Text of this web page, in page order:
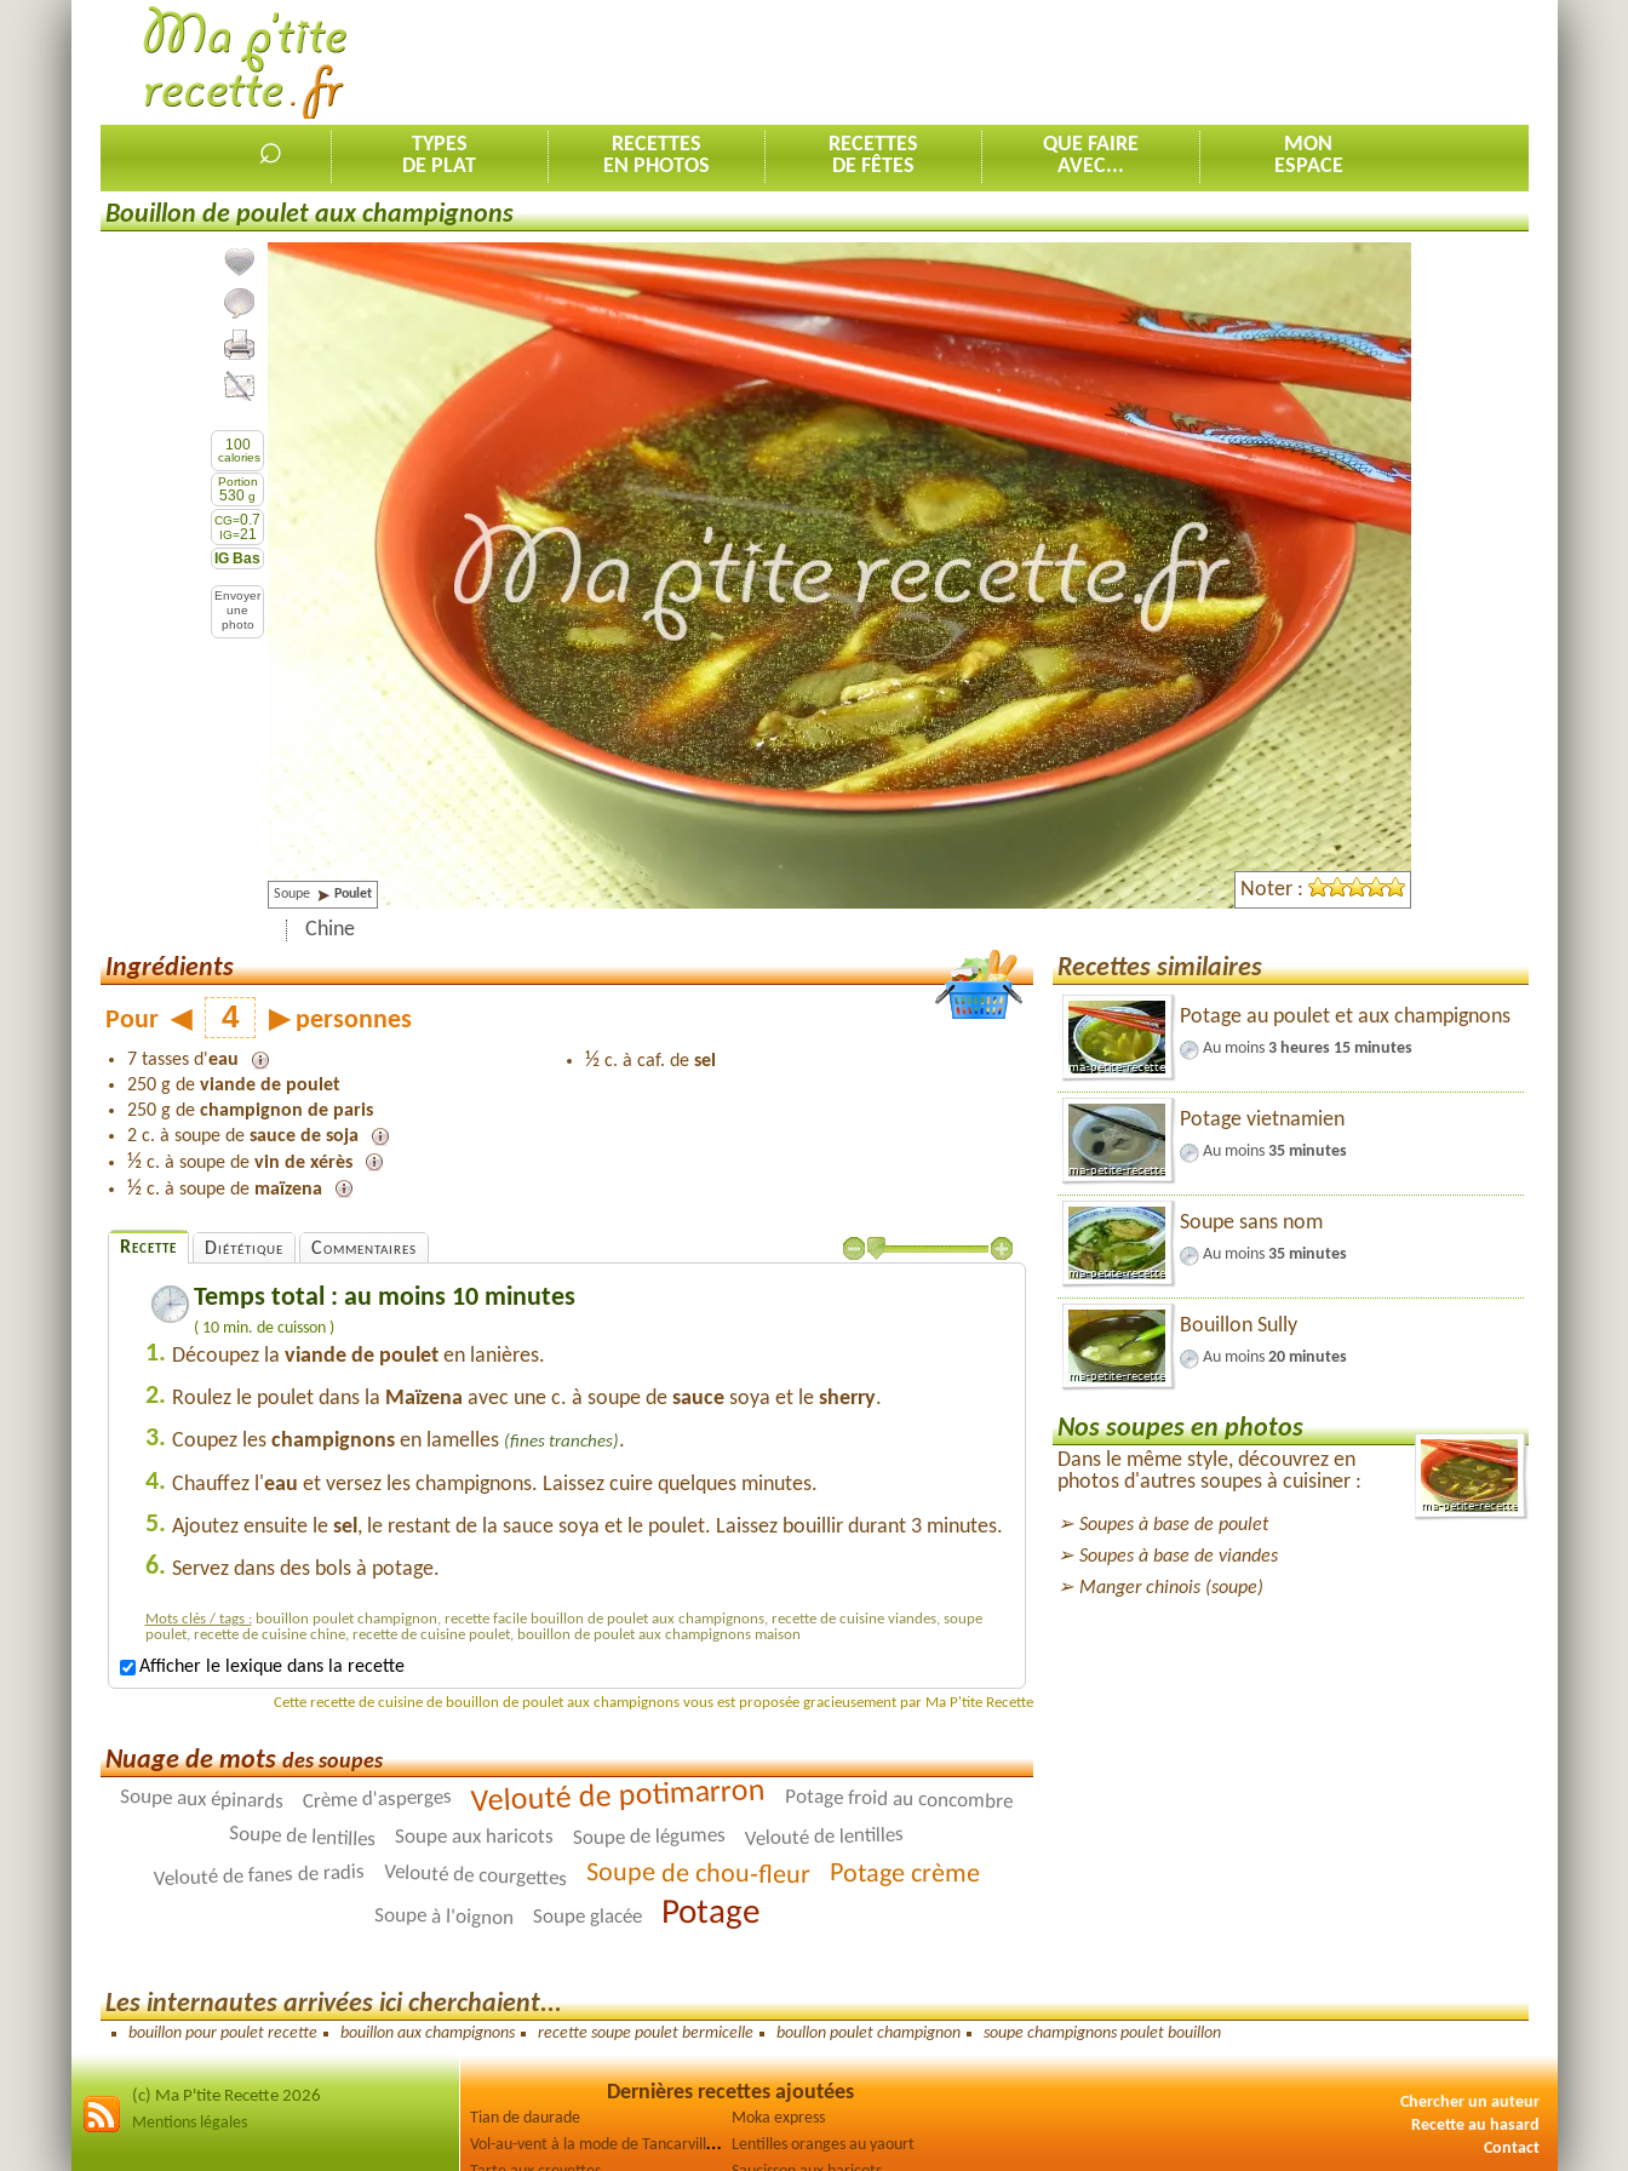
⌕
TYPES
DE PLAT
RECETTES
EN PHOTOS
RECETTES
DE FÊTES
QUE FAIRE
AVEC...
MON
ESPACE
Bouillon de poulet aux champignons
Ajouter la recette à mes favorites
Commenter, noter la recette
Partager cette recette
100
calories
Portion
530 g
CG=0.7
IG=21
IG Bas
Envoyer
une
photo
Soupe Poulet
Chine
Noter :
Ingrédients
Pour ◀ ▶ personnes
7 tasses d'eau
250 g de viande de poulet
250 g de champignon de paris
2 c. à soupe de sauce de soja
½c. à soupe de vin de xérès
½c. à soupe de maïzena
½c. à caf. de sel
Recette Diététique Commentaires
Temps total : au moins 10 minutes
( 10 min. de cuisson )
1. Découpez la viande de pouleten lanières.
2. Roulez le poulet dans la Maïzena avec une c. à soupe de saucesoya et le sherry.
3. Coupez les champignonsen lamelles (fines tranches).
4. Chauffez l'eau et versez les champignons. Laissez cuire quelques minutes.
5. Ajoutez ensuite le sel, le restant de la sauce soya et le poulet. Laissez bouillir durant 3 minutes.
6. Servez dans des bols à potage.
Mots clés / tags : bouillon poulet champignon, recette facile bouillon de poulet aux champignons, recette de cuisine viandes, soupe
poulet, recette de cuisine chine, recette de cuisine poulet, bouillon de poulet aux champignons maison
Afficher le lexique dans la recette
Cette recette de cuisine de bouillon de poulet aux champignons vous est proposée gracieusement par Ma P'tite Recette
Nuage de motsdes soupes
Soupe aux épinards Crème d'asperges Velouté de potimarron Potage froid au concombre
Soupe de lentilles Soupe aux haricots Soupe de légumes Velouté de lentilles
Velouté de fanes de radis Velouté de courgettes Soupe de chou-fleur Potage crème
Soupe à l'oignon Soupe glacée Potage
Recettes similaires
Potage au poulet et aux champignons
Au moins 3 heures 15 minutes
Potage vietnamien
Au moins 35 minutes
Soupe sans nom
Au moins 35 minutes
Bouillon Sully
Au moins 20 minutes
Nos soupes en photos
Dans le même style, découvrez en
photos d'autres soupes à cuisiner :
Soupes à base de poulet
Soupes à base de viandes
Manger chinois (soupe)
Les internautes arrivées ici cherchaient...
bouillon pour poulet recette bouillon aux champignons recette soupe poulet bermicelle boullon poulet champignon soupe champignons poulet bouillon
(c) Ma P'tite Recette 2026
Mentions légales
Dernières recettes ajoutées
Tian de daurade
V
ol-au-vent à la mode de Tancarville
Moka express
Lentilles oranges au yaourt
Chercher un auteur
Recette au hasard
Contact